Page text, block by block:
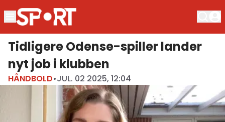
Tidligere Odense-spiller lander
nyt job i klubben
HÅNDBOLD•JUL. 02 2025, 12:04